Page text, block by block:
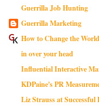
Guerrilla Job Hunting
Guerrilla Marketing
How to Change the World
in over your head
Influential Interactive
KDPaine's PR
Liz Strauss at Successful